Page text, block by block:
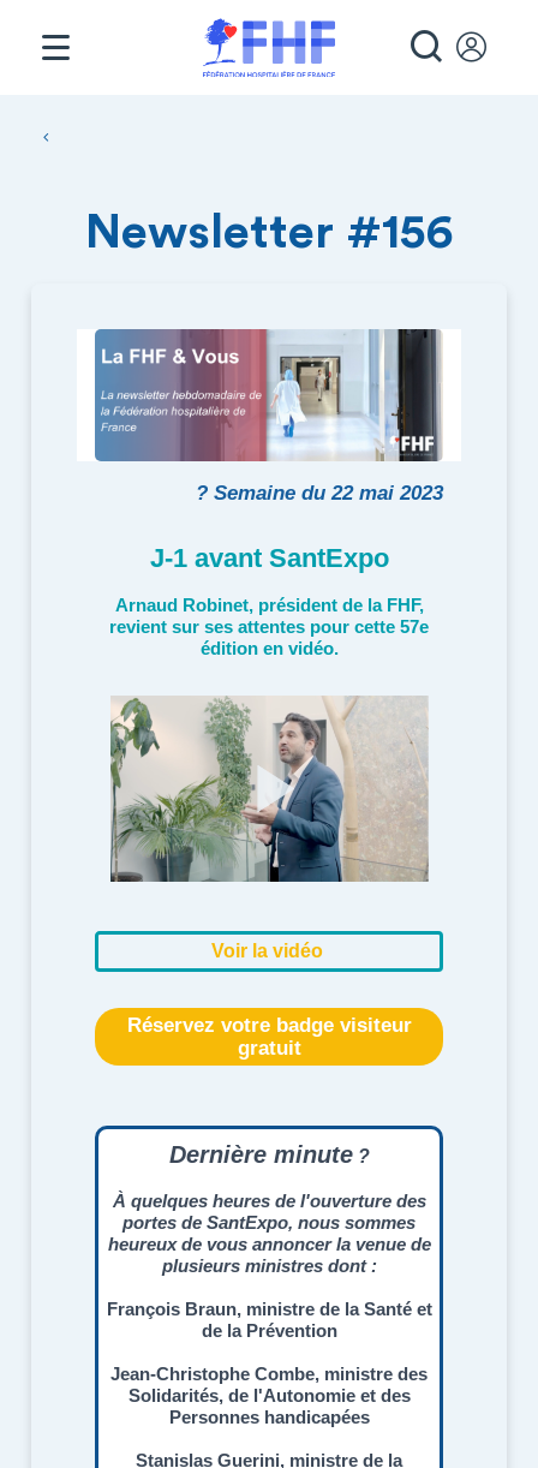
Fil d'Ariane
Newsletter #156
Panneau de gestion des cookies